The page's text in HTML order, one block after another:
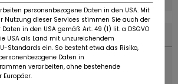
personenbezogene Daten in den USA. Mit
Nutzung dieser Services stimmen Sie auch der
in den USA gemäß Art. 49 (1) lit. a DSGVO
USA als Land mit unzureichendem
Standards ein. So besteht etwa das Risiko,
Daten in
verarbeiten, ohne bestehende
Europäer.